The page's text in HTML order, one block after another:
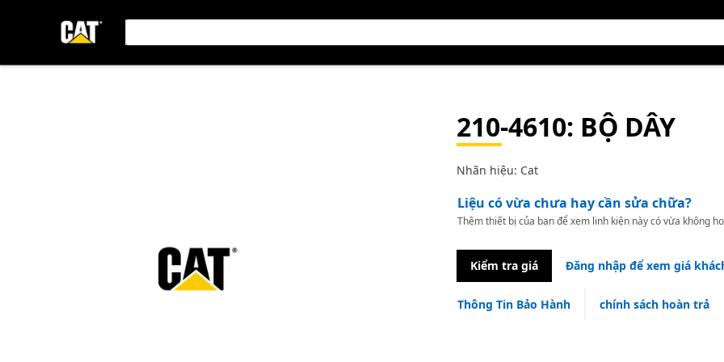
210-4610: BỘ DÂY
Nhãn hiệu: Cat
Liệu có vừa chưa hay cần sửa chữa?
Thêm thiết bị của bạn để xem linh kiện này có vừa không
Kiểm tra giá Đăng nhập để xem giá
Thông Tin Bảo Hành chính sách hoàn trả